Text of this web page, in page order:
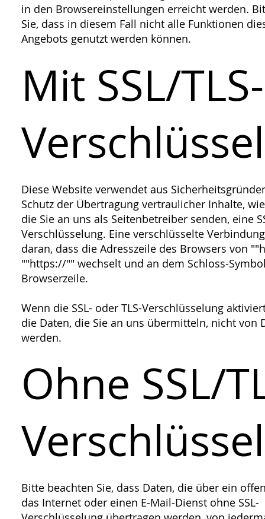
in den Browsereinstellungen erreicht werden.
Sie, dass in diesem Fall nicht alle Funktionen
Angebots genutzt werden können.
Diese Website verwendet aus
Schutz der Übertragung vertraulicher Inhalte,
die Sie an uns als Seitenbetreiber senden, eine
Verschlüsselung. Eine verschlüsselte
daran, dass die Adresszeile des Browsers von
""https://"" wechselt und an dem Schloss-
Browserzeile.
Wenn die SSL- oder TLS-Verschlüsselung
die Daten, die Sie an uns übermitteln, nicht von
werden.
Mit SSL/TLS-
Bitte beachten Sie, dass Daten, die über ein
das Internet oder einen E-Mail-Dienst ohne SSL-
Ohne SSL/